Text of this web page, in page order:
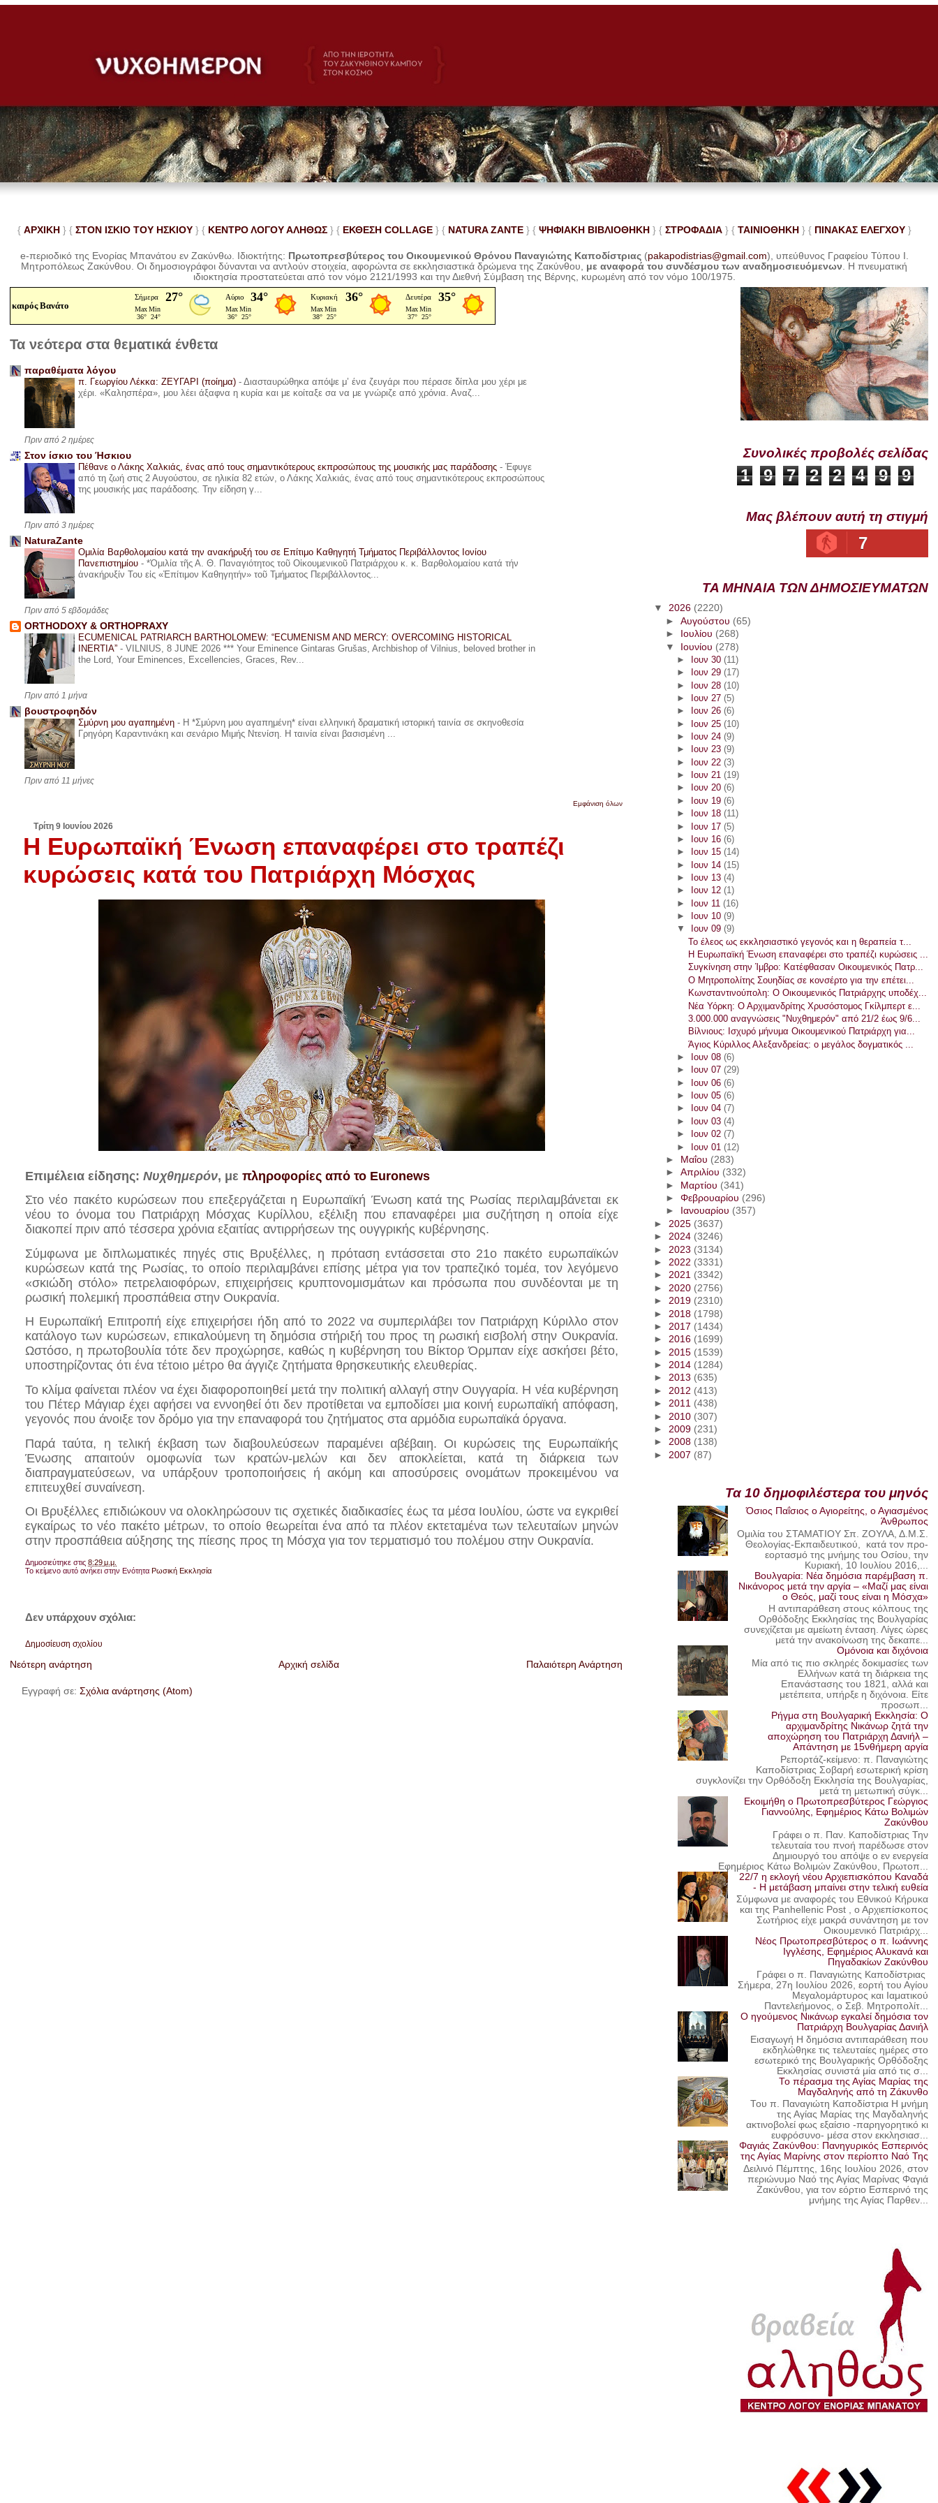
{ ΑΡΧΙΚΗ } { ΣΤΟΝ ΙΣΚΙΟ ΤΟΥ ΗΣΚΙΟΥ } { ΚΕΝΤΡΟ ΛΟΓΟΥ ΑΛΗΘΩΣ } { ΕΚΘΕΣΗ COLLAGE }{ NATURA ZANTE} { ΨΗΦΙΑΚΗ ΒΙΒΛΙΟΘΗΚΗ } { ΣΤΡΟΦΑΔΙΑ } { ΤΑΙΝΙΟΘΗΚΗ } { ΠΙΝΑΚΑΣ ΕΛΕΓΧΟΥ}
e-περιοδικό της Ενορίας Μπανάτου εν Ζακύνθω. Ιδιοκτήτης: Πρωτοπρεσβύτερος του Οικουμενικού Θρόνου Παναγιώτης Καποδίστριας (pakapodistrias@gmail.com), υπεύθυνος Γραφείου Τύπου Ι.
Μητροπόλεως Ζακύνθου.Οι δημοσιογράφοι δύνανται να αντλούν στοιχεία, αφορώντα σε εκκλησιαστικά δρώμενα της Ζακύνθου, με αναφορά του συνδέσμου των αναδημοσιευόμενων . Ηπνευματική
ιδιοκτησία προστατεύεται από τον νόμο 2121/1993 και την Διεθνή Σύμβαση της Βέρνης, κυρωμένη από τον νόμο 100/1975.
καιρός Βανάτο
Τα νεότερα στα θεματικά ένθετα
παραθέματα λόγου
π. Γεωργίου Λέκκα: ΖΕΥΓΑΡΙ (ποίημα) - Διασταυρώθηκα απόψε μ’ ένα ζευγάρι που πέρασε δίπλα μου χέρι με
χέρι. «Καλησπέρα», μου λέει άξαφνα η κυρία και με κοίταξε σα να με γνώριζε από χρόνια. Αναζ...
Πριν από 2 ημέρες
Στον ίσκιο του Ήσκιου
Πέθανε ο Λάκης Χαλκιάς, ένας από τους σημαντικότερους εκπροσώπους της μουσικής μας παράδοσης - Έφυγε
από τη ζωή στις 2 Αυγούστου, σε ηλικία 82 ετών, ο Λάκης Χαλκιάς, ένας από τους σημαντικότερους εκπροσώπους
της μουσικής μας παράδοσης. Την είδηση γ...
Πριν από 3 ημέρες
NaturaZante
Ομιλία Βαρθολομαίου κατά την ανακήρυξή του σε Επίτιμο Καθηγητή Τμήματος Περιβάλλοντος Ιονίου
Πανεπιστημίου - *Ὁμιλία τῆς Α. Θ. Παναγιότητος τοῦ Οἰκουμενικοῦ Πατριάρχου κ. κ. Βαρθολομαίου κατά τήν
ἀνακήρυξίν Του εἰς «Ἐπίτιμον Καθηγητήν» τοῦ Τμήματος Περιβάλλοντος...
Πριν από 5 εβδομάδες
ORTHODOXY & ORTHOPRAXY
ECUMENICAL PATRIARCH BARTHOLOMEW: “ECUMENISM AND MERCY: OVERCOMING HISTORICAL
INERTIA” - VILNIUS, 8 JUNE 2026 *** Your Eminence Gintaras Grušas, Archbishop of Vilnius, beloved brother in
the Lord, Your Eminences, Excellencies, Graces, Rev...
Πριν από 1 μήνα
βουστροφηδόν
Σμύρνη μου αγαπημένη - Η *Σμύρνη μου αγαπημένη* είναι ελληνική δραματική ιστορική ταινία σε σκηνοθεσία
Γρηγόρη Καραντινάκη και σενάριο Μιμής Ντενίση. Η ταινία είναι βασισμένη ...
Πριν από 11 μήνες
Εμφάνιση όλων
Τρίτη 9 Ιουνίου 2026
Η Ευρωπαϊκή Ένωση επαναφέρει στο τραπέζι
κυρώσεις κατά του Πατριάρχη Μόσχας
Επιμέλεια είδησης:Νυχθημερόν, μεπληροφορίες από το Euronews
Στο νέο πακέτο κυρώσεων που επεξεργάζεται η Ευρωπαϊκή Ένωση κατά της Ρωσίας περιλαμβάνεται εκ
νέου το όνομα του Πατριάρχη Μόσχας Κυρίλλου, εξέλιξη που επαναφέρει μια συζήτηση η οποία είχε
διακοπεί πριν από τέσσερα χρόνια εξαιτίας αντιρρήσεων της ουγγρικής κυβέρνησης.
Σύμφωνα με διπλωματικές πηγές στις Βρυξέλλες, η πρόταση εντάσσεται στο 21ο πακέτο ευρωπαϊκών
κυρώσεων κατά της Ρωσίας, το οποίο περιλαμβάνει επίσης μέτρα για τον τραπεζικό τομέα, τον λεγόμενο
«σκιώδη στόλο» πετρελαιοφόρων, επιχειρήσεις κρυπτονομισμάτων και πρόσωπα που συνδέονται με τη
ρωσική πολεμική προσπάθεια στην Ουκρανία.
Η Ευρωπαϊκή Επιτροπή είχε επιχειρήσει ήδη από το 2022 να συμπεριλάβει τον Πατριάρχη Κύριλλο στον
κατάλογο των κυρώσεων, επικαλούμενη τη δημόσια στήριξή του προς τη ρωσική εισβολή στην Ουκρανία.
Ωστόσο, η πρωτοβουλία τότε δεν προχώρησε, καθώς η κυβέρνηση του Βίκτορ Όρμπαν είχε ασκήσει βέτο,
υποστηρίζοντας ότι ένα τέτοιο μέτρο θα άγγιζε ζητήματα θρησκευτικής ελευθερίας.
Το κλίμα φαίνεται πλέον να έχει διαφοροποιηθεί μετά την πολιτική αλλαγή στην Ουγγαρία. Η νέα κυβέρνηση
του Πέτερ Μάγιαρ έχει αφήσει να εννοηθεί ότι δεν προτίθεται να εμποδίσει μια κοινή ευρωπαϊκή απόφαση,
γεγονός που άνοιξε τον δρόμο για την επαναφορά του ζητήματος στα αρμόδια ευρωπαϊκά όργανα.
Παρά ταύτα, η τελική έκβαση των διαβουλεύσεων παραμένει αβέβαιη. Οι κυρώσεις της Ευρωπαϊκής
Ένωσης απαιτούν ομοφωνία των κρατών-μελών και δεν αποκλείεται, κατά τη διάρκεια των
διαπραγματεύσεων, να υπάρξουν τροποποιήσεις ή ακόμη και αποσύρσεις ονομάτων προκειμένου να
επιτευχθεί συναίνεση.
Οι Βρυξέλλες επιδιώκουν να ολοκληρώσουν τις σχετικές διαδικασίες έως τα μέσα Ιουλίου, ώστε να εγκριθεί
εγκαίρως το νέο πακέτο μέτρων, το οποίο θεωρείται ένα από τα πλέον εκτεταμένα των τελευταίων μηνών
στην προσπάθεια αύξησης της πίεσης προς τη Μόσχα για τον τερματισμό του πολέμου στην Ουκρανία.
Δημοσιεύτηκε στις8:29 μ.μ.
Το κείμενο αυτό ανήκει στην ΕνότηταΡωσική Εκκλησία
Δεν υπάρχουν σχόλια:
Δημοσίευση σχολίου
Νεότερη ανάρτηση Παλαιότερη Ανάρτηση
Αρχική σελίδα
Εγγραφή σε:Σχόλια ανάρτησης (Atom)
Συνολικές προβολές σελίδας
1 9 7 2 2 4 9 9
Μας βλέπουν αυτή τη στιγμή
7
ΤΑ ΜΗΝΑΙΑ ΤΩΝ ΔΗΜΟΣΙΕΥΜΑΤΩΝ
▼2026 (2220)
► Αυγούστου (65)
►
Ιουλίου (268)
▼ Ιουνίου (278)
►
Ιουν 30 (11)
►
Ιουν 29 (17)
► Ιουν 28 (10)
►
Ιουν 27 (5)
►
Ιουν 26 (6)
► Ιουν 25 (10)
►
Ιουν 24 (9)
►
Ιουν 23 (9)
► Ιουν 22 (3)
►
Ιουν 21 (19)
►
Ιουν 20 (6)
►
Ιουν 19 (6)
►
Ιουν 18 (11)
► Ιουν 17 (5)
►
Ιουν 16 (6)
►
Ιουν 15 (14)
► Ιουν 14 (15)
►
Ιουν 13 (4)
►
Ιουν 12 (1)
► Ιουν 11 (16)
►
Ιουν 10 (9)
▼
Ιουν 09 (9)
Το έλεος ως εκκλησιαστικό γεγονός και η θεραπεία τ...
Η Ευρωπαϊκή Ένωση επαναφέρει στο τραπέζι κυρώσεις ...
Συγκίνηση στην Ίμβρο: Κατέφθασαν Οικουμενικός Πατρ...
Ο Μητροπολίτης Σουηδίας σε κονσέρτο για την επέτει...
Κωνσταντινούπολη: Ο Οικουμενικός Πατριάρχης υποδέχ...
Νέα Υόρκη: Ο Αρχιμανδρίτης Χρυσόστομος Γκίλμπερτ ε...
3.000.000 αναγνώσεις "Νυχθημερόν" από 21/2 έως 9/6...
Βίλνιους: Ισχυρό μήνυμα Οικουμενικού Πατριάρχη για...
Άγιος Κύριλλος Αλεξανδρείας: ο μεγάλος δογματικός ...
►
Ιουν 08 (6)
►
Ιουν 07 (29)
► Ιουν 06 (6)
►
Ιουν 05 (6)
►
Ιουν 04 (7)
►
Ιουν 03 (4)
►
Ιουν 02 (7)
► Ιουν 01 (12)
►
Μαΐου (283)
► Απριλίου (332)
► Μαρτίου (341)
► Φεβρουαρίου (296)
►
Ιανουαρίου (357)
► 2025 (3637)
►2024 (3246)
► 2023 (3134)
► 2022 (3331)
►2021 (3342)
► 2020 (2756)
►2019 (2310)
► 2018 (1798)
► 2017 (1434)
►2016 (1699)
► 2015 (1539)
►2014 (1284)
►2013 (635)
► 2012 (413)
►2011 (438)
► 2010 (307)
►2009 (231)
►2008 (138)
► 2007 (87)
Τα 10 δημοφιλέστερα του μηνός
Όσιος Παΐσιος ο Αγιορείτης, ο Αγιασμένος
Άνθρωπος
Ομιλία του ΣΤΑΜΑΤΙΟΥ Σπ. ΖΟΥΛΑ, Δ.Μ.Σ.
Θεολογίας-Εκπαιδευτικού, κατά τον προ-
εορτασμό της μνήμης του Οσίου, την
Κυριακή, 10 Ιουλίου 2016,...
Βουλγαρία: Νέα δημόσια παρέμβαση π.
Νικάνορος μετά την αργία – «Μαζί μας είναι
ο Θεός, μαζί τους είναι η Μόσχα»
Η αντιπαράθεση στους κόλπους της
Ορθόδοξης Εκκλησίας της Βουλγαρίας
συνεχίζεται με αμείωτη ένταση. Λίγες ώρες
μετά την ανακοίνωση της δεκαπε...
Ομόνοια και διχόνοια
Μία από τις πιο σκληρές δοκιμασίες των
Ελλήνων κατά τη διάρκεια της
Επανάστασης του 1821, αλλά και
μετέπειτα, υπήρξε η διχόνοια. Είτε
προσωπ...
Ρήγμα στη Βουλγαρική Εκκλησία: Ο
αρχιμανδρίτης Νικάνωρ ζητά την
αποχώρηση του Πατριάρχη Δανιήλ –
Απάντηση με 15νθήμερη αργία
Ρεπορτάζ-κείμενο: π. Παναγιώτης
Καποδίστριας Σοβαρή εσωτερική κρίση
συγκλονίζει την Ορθόδοξη Εκκλησία της Βουλγαρίας,
μετά τη μετωπική σύγκ...
Εκοιμήθη ο Πρωτοπρεσβύτερος Γεώργιος
Γιαννούλης, Εφημέριος Κάτω Βολιμών
Ζακύνθου
Γράφει ο π. Παν. Καποδίστριας Την
τελευταία του πνοή παρέδωσε στον
Δημιουργό του απόψε ο εν ενεργεία
Εφημέριος Κάτω Βολιμών Ζακύνθου, Πρωτοπ...
22/7 η εκλογή νέου Αρχιεπισκόπου Καναδά
- Η μετάβαση μπαίνει στην τελική ευθεία
Σύμφωνα με αναφορές του Εθνικού Κήρυκα
και της Panhellenic Post , ο Αρχιεπίσκοπος
Σωτήριος είχε μακρά συνάντηση με τον
Οικουμενικό Πατριάρχ...
Νέος Πρωτοπρεσβύτερος ο π. Ιωάννης
Ιγγλέσης, Εφημέριος Αλυκανά και
Πηγαδακίων Ζακύνθου
Γράφει ο π. Παναγιώτης Καποδίστριας
Σήμερα, 27η Ιουλίου 2026, εορτή του Αγίου
Μεγαλομάρτυρος και Ιαματικού
Παντελεήμονος, ο Σεβ. Μητροπολίτ...
Ο ηγούμενος Νικάνωρ εγκαλεί δημόσια τον
Πατριάρχη Βουλγαρίας Δανιήλ
Εισαγωγή Η δημόσια αντιπαράθεση που
εκδηλώθηκε τις τελευταίες ημέρες στο
εσωτερικό της Βουλγαρικής Ορθόδοξης
Εκκλησίας συνιστά μία από τις σ...
Το πέρασμα της Αγίας Μαρίας της
Μαγδαληνής από τη Ζάκυνθο
Του π. Παναγιώτη Καποδίστρια Η μνήμη
της Αγίας Μαρίας της Μαγδαληνής
ακτινοβολεί φως εξαίσιο -παρηγορητικό κι
ευφρόσυνο- μέσα στον εκκλησιασ...
Φαγιάς Ζακύνθου: Πανηγυρικός Εσπερινός
της Αγίας Μαρίνης στον περίοπτο Ναό Της
Δειλινό Πέμπτης, 16ης Ιουλίου 2026, στον
περιώνυμο Ναό της Αγίας Μαρίνας Φαγιά
Ζακύνθου, για τον εόρτιο Εσπερινό της
μνήμης της Αγίας Παρθεν...